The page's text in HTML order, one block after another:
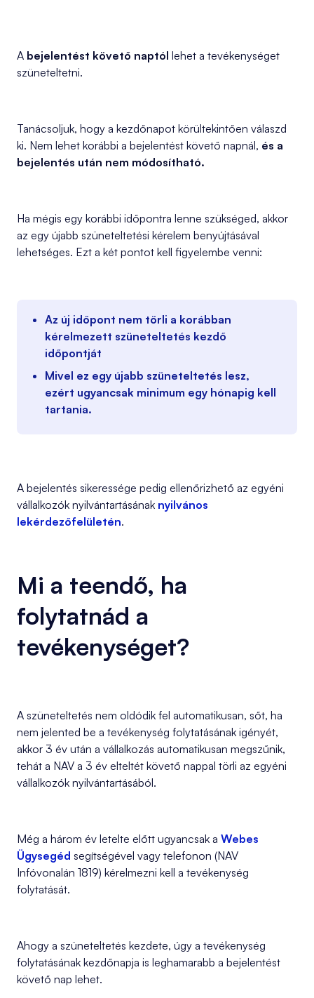
A bejelentést követő naptól lehet a tevékenységet
szüneteltetni.
Tanácsoljuk, hogy a kezdőnapot körültekintően válaszd
ki. Nem lehet korábbi a bejelentést követő napnál, és a
bejelentés után nem módosítható.
Ha mégis egy korábbi időpontra lenne szükséged, akkor
az egy újabb szüneteltetési kérelem benyújtásával
lehetséges. Ezt a két pontot kell figyelembe venni:
Az új időpont nem törli a korábban
kérelmezett szüneteltetés kezdő
időpontját
Mivel ez egy újabb szüneteltetés lesz,
ezért ugyancsak minimum egy hónapig kell
tartania.
A bejelentés sikeressége pedig ellenőrizhető az egyéni
vállalkozók nyilvántartásának nyilvános
lekérdezőfelületén.
Mi a teendő, ha
folytatnád a
tevékenységet?
A szüneteltetés nem oldódik fel automatikusan, sőt, ha
nem jelented be a tevékenység folytatásának igényét,
akkor 3 év után a vállalkozás automatikusan megszűnik,
tehát a NAV a 3 év elteltét követő nappal törli az egyéni
vállalkozók nyilvántartásából.
Még a három év letelte előtt ugyancsak a Webes
Ügysegéd segítségével vagy telefonon (NAV
Infóvonalán 1819) kérelmezni kell a tevékenység
folytatását.
Ahogy a szüneteltetés kezdete, úgy a tevékenység
folytatásának kezdőnapja is leghamarabb a bejelentést
követő nap lehet.